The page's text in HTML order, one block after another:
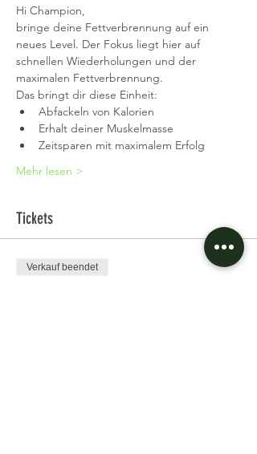
Hi Champion,
bringe deine Fettverbrennung auf ein
neues Level. Der Fokus liegt hier auf
schnellen Wiederholungen und der
maximalen Fettverbrennung.
Das bringt dir diese Einheit:
Abfackeln von Kalorien
Erhalt deiner Muskelmasse
Zeitsparen mit maximalem Erfolg
Mehr lesen >
Tickets
Verkauf beendet